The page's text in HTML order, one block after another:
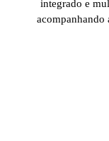
integrado e
acompanhando